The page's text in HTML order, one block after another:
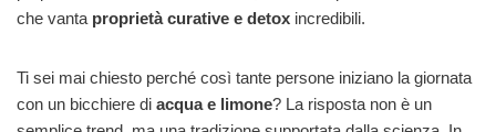
che vanta proprietà curative e detox incredibili.
Ti sei mai chiesto perché così tante persone iniziano la giornata
con un bicchiere di acqua e limone? La risposta non è un